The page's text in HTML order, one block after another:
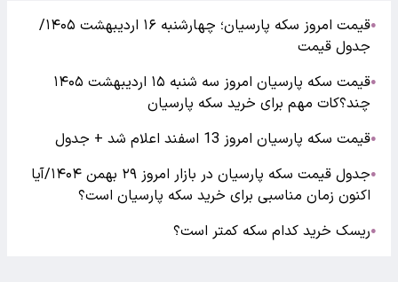
●
قیمت امروز سکه پارسیان؛ چهارشنبه ۱۶ اردیبهشت ۱۴۰۵/
جدول قیمت
●
قیمت سکه پارسیان امروز سه شنبه ۱۵ اردیبهشت ۱۴۰۵
چند؟کات مهم برای خرید سکه پارسیان
●قیمت سکه پارسیان امروز 13 اسفند اعلام شد + جدول
●
جدول قیمت سکه پارسیان در بازار امروز ۲۹ بهمن ۱۴۰۴/آیا
اکنون زمان مناسبی برای خرید سکه پارسیان است؟
●ریسک خرید کدام سکه کمتر است؟